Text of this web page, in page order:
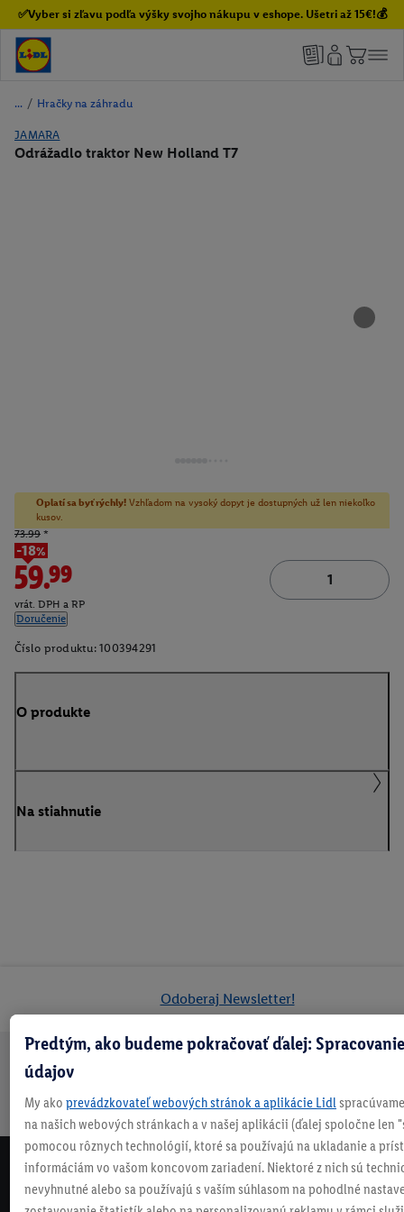
✅Vyber si zľavu podľa výšky svojho nákupu v eshope. Ušetri až 15€!💰
/ Hračky na záhradu
JAMARA
Odrážadlo traktor New Holland T7
Oplatí sa byť rýchly! Vzhľadom na vysoký dopyt je dostupných už len niekoľko
kusov.
73.99 *
-18%
59.99
vrát. DPH a RP
Doručenie
Číslo produktu: 100394291
O produkte
Na stiahnutie
Odoberaj Newsletter!
Doprava
zadarmo
nad 70 €¹
vrátenie
zadarmo
týždeň
niečo nové
NEWSLETTER
NEZMEŠKAJ NAŠE AKCIE!
Predtým, ako budeme pokračovať ďalej:
údajov
My ako prevádzkovateľ webových stránok a aplikácie Lidl
na našich webových stránkach a v našej aplikácii (ďalej spoločne len
pomocou rôznych technológií, ktoré sa používajú na ukladanie a
informáciám vo vašom koncovom zariadení. Niektoré z nich sú
nevyhnutné alebo sa používajú s vaším súhlasom na pohodlné